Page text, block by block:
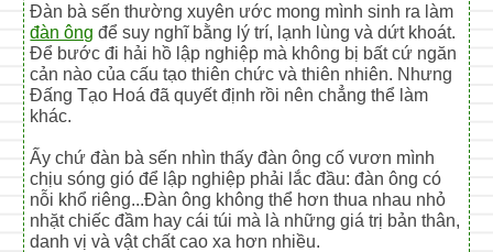
Đàn bà sến thường xuyên ước mong mình sinh ra làm
đàn ông để suy nghĩ bằng lý trí, lạnh lùng và dứt khoát.
Để bước đi hải hồ lập nghiệp mà không bị bất cứ ngăn
cản nào của cấu tạo thiên chức và thiên nhiên. Nhưng
Đấng Tạo Hoá đã quyết định rồi nên chẳng thể làm
khác.
Ấy chứ đàn bà sến nhìn thấy đàn ông cố vươn mình
chịu sóng gió để lập nghiệp phải lắc đầu: đàn ông có
nỗi khổ riêng...Đàn ông không thể hơn thua nhau nhỏ
nhặt chiếc đầm hay cái túi mà là những giá trị bản thân,
danh vị và vật chất cao xa hơn nhiều.